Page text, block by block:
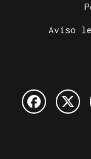
Aviso